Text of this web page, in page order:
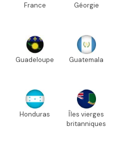
France Géorgie
Guadeloupe Guatemala
Honduras
Îles vierges
britanniques